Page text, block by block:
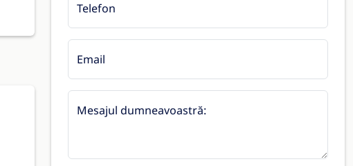
Telefon
Email
Mesajul dumneavoastră: